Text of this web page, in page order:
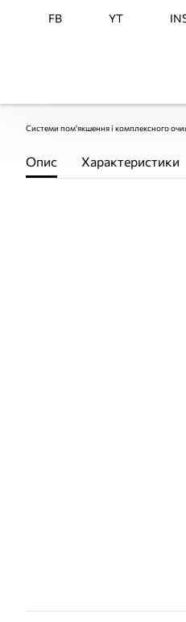
FB YT
Системи пом'якшення і комплексного
Опис Характеристики